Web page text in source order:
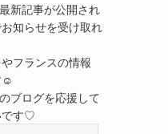
新記事が公開され
知らせを受け取れ
フランスの情報
☺︎
ブログを応援して
です♡